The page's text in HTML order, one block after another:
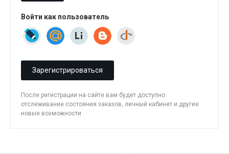
Войти как пользователь
Зарегистрироваться
После регистрации на сайте вам будет доступно
отслеживание состояния заказов, личный кабинет и другие
новые возможности